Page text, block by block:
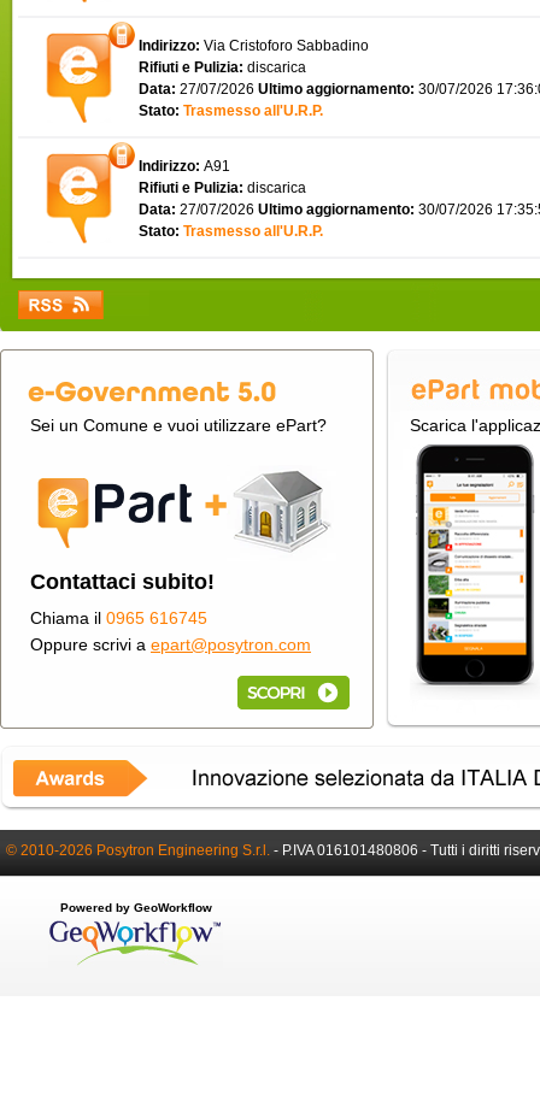
Indirizzo: Via Cristoforo Sabbadino
Rifiuti e Pulizia: discarica
Data: 27/07/2026 Ultimo aggiornamento: 30/07/2026
Stato: Trasmesso all'U.R.P.
Indirizzo: A91
Rifiuti e Pulizia: discarica
Data: 27/07/2026 Ultimo aggiornamento: 30/07/2026
Stato: Trasmesso all'U.R.P.
Sei un Comune e vuoi utilizzare ePart?
Contattaci subito!
Chiama il 0965 616745
Oppure scrivi a epart@posytron.com
Scarica
© 2010-2026 Posytron Engineering S.r.l. - P.IVA 016101480806 - Tutti i diritti
Powered by GeoWorkflow